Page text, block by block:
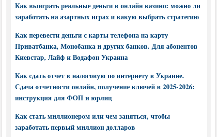
Как выиграть реальные деньги в онлайн казино: можно ли
заработать на азартных играх и какую выбрать стратегию
Как перевести деньги с карты телефона на карту
Приватбанка, Монобанка и других банков. Для абонентов
Киевстар, Лайф и Водафон Украина
Как сдать отчет в налоговую по интернету в Украине.
Сдача отчетности онлайн, получение ключей в 2025-2026:
инструкция для ФОП и юрлиц
Как стать миллионером или чем заняться, чтобы
заработать первый миллион долларов